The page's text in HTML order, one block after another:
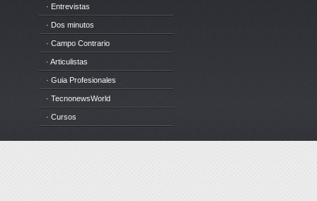
· Entrevistas
· Dos minutos
· Campo Contrario
· Articulistas
· Guia Profesionales
· TecnonewsWorld
· Cursos